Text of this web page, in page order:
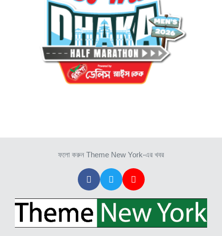
ফলো করুন Theme New York-এর খবর